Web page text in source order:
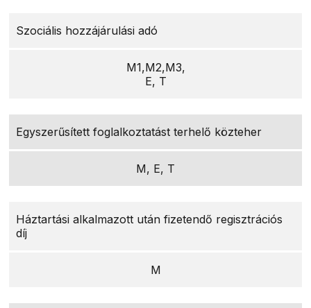
Szociális hozzájárulási adó
M1,M2,M3,
E, T
Egyszerűsített foglalkoztatást terhelő közteher
M, E, T
Háztartási alkalmazott után fizetendő regisztrációs
díj
M